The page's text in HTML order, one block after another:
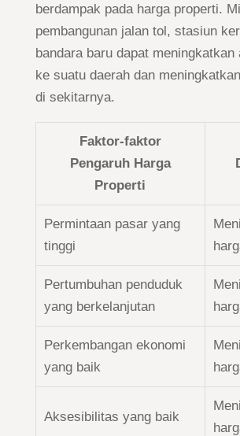
berdampak pada harga properti.
pembangunan jalan tol, stasiun
bandara baru dapat
ke suatu daerah dan
di sekitarnya.
Faktor-faktor
Pengaruh Harga
Properti
Permintaan pasar yang
tinggi
Pertumbuhan penduduk
yang berkelanjutan
Perkembangan ekonomi
yang baik
Aksesibilitas yang baik